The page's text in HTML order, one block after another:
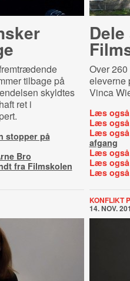
tilbage på
skyldtes
ret i
stopper på
Bro
fra Filmskolen
Over
eleverne
Vinca
Læs
Læs
Læs
afgang
Læs
Læs
Læs
KONFLIKT
14. NOV.